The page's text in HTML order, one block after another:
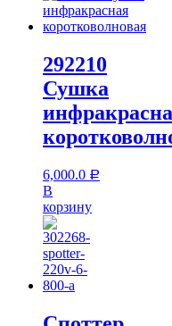
292210
Сушка
6,000.0 Р
В
корзину